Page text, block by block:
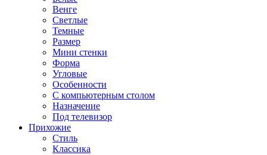
Венге
Светлые
Темные
Размер
Мини стенки
Форма
Угловые
Особенности
С компьютерным столом
Назначение
Под телевизор
Прихожие
Стиль
Классика